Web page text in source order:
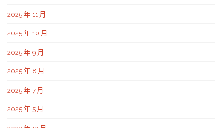
2025 年 11 月
2025 年 10 月
2025 年 9 月
2025 年 8 月
2025 年 7 月
2025 年 5 月